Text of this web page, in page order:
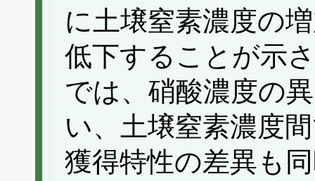
に土壌窒素濃度の
低下することが示
では、硝酸濃度の
い、土壌窒素濃度
獲得特性の差異も